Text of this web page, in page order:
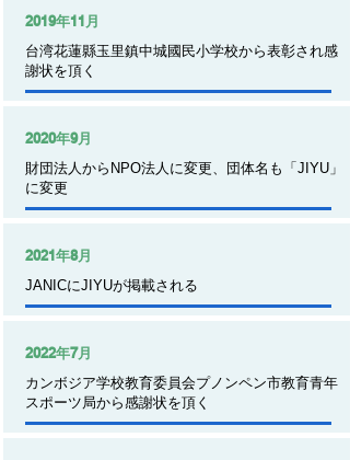
2019年11月
台湾花蓮縣玉里鎮中城國民小学校から表彰され感
謝状を頂く
2020年9月
​財団法人からNPO法人に変更、団体名も「JIYU」
に変更
2021年8月
JANICにJIYUが掲載される
2022年7月
カンボジア学校教育委員会プノンペン市教育青年
スポーツ局から感謝状を頂く